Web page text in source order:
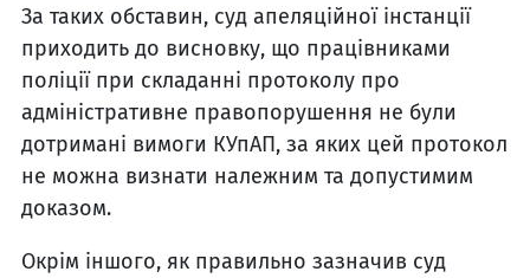
За таких обставин, суд апеляційної інстанції
приходить до висновку, що працівниками
поліції при складанні протоколу про
адміністративне правопорушення не були
дотримані вимоги КУпАП, за яких цей протокол
не можна визнати належним та допустимим
доказом.
Окрім іншого, як правильно зазначив суд